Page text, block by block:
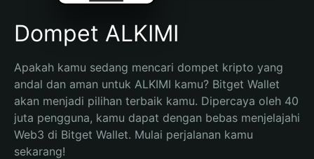
Dompet ALKIMI
Apakah kamu sedang mencari dompet kripto yang
andal dan aman untuk ALKIMI kamu? Bitget Wallet
akan menjadi pilihan terbaik kamu. Dipercaya oleh 40
juta pengguna, kamu dapat dengan bebas menjelajahi
Web3 di Bitget Wallet. Mulai perjalanan kamu
sekarang!